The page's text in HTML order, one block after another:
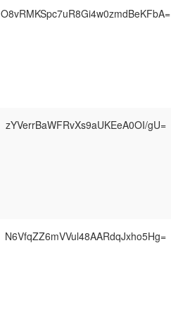
O8vRMKSpc7uR8Gi4w0zmdBeKFbA=
zYVerrBaWFRvXs9aUKEeA0OI/gU=
N6VfqZZ6mVVul48AARdqJxho5Hg=